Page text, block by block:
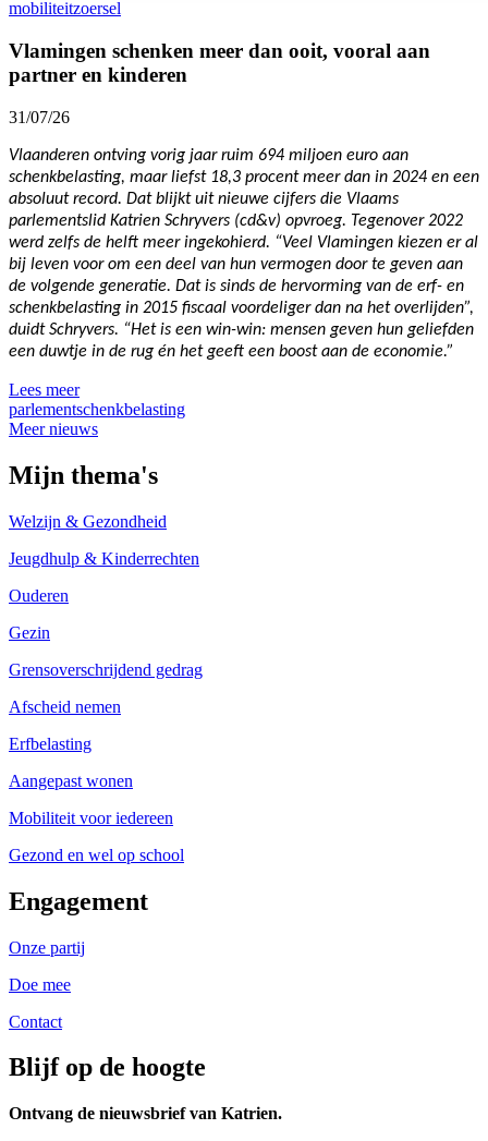
mobiliteitzoersel
Vlamingen schenken meer dan ooit, vooral aan
partner en kinderen
31/07/26
Vlaanderen ontving vorig jaar ruim 694 miljoen euro aan
schenkbelasting, maar liefst 18,3 procent meer dan in 2024 en een
absoluut record. Dat blijkt uit nieuwe cijfers die Vlaams
parlementslid Katrien Schryvers (cd&v) opvroeg. Tegenover 2022
werd zelfs de helft meer ingekohierd. “Veel Vlamingen kiezen er al
bij leven voor om een deel van hun vermogen door te geven aan
de volgende generatie. Dat is sinds de hervorming van de erf- en
schenkbelasting in 2015 fiscaal voordeliger dan na het overlijden”,
duidt Schryvers. “Het is een win-win: mensen geven hun geliefden
een duwtje in de rug én het geeft een boost aan de economie.”
Lees meer
parlementschenkbelasting
Meer nieuws
Mijn thema's
Welzijn & Gezondheid
Jeugdhulp & Kinderrechten
Ouderen
Gezin
Grensoverschrijdend gedrag
Afscheid nemen
Erfbelasting
Aangepast wonen
Mobiliteit voor iedereen
Gezond en wel op school
Engagement
Onze partij
Doe mee
Contact
Blijf op de hoogte
Ontvang de nieuwsbrief van Katrien.